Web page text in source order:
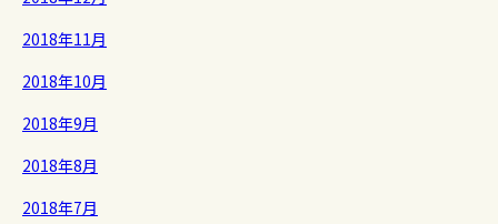
2018年11月
2018年10月
2018年9月
2018年8月
2018年7月